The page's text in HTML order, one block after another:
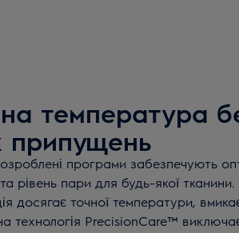
температура
припущень
програми забезпечують
рівень пари для будь-якої
досягає точної температури,
технологія PrecisionCare™